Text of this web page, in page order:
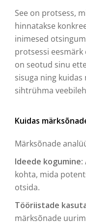
See on protsess,
hinnatakse
inimesed
protsessi
on seotud sinu
sisuga ning
sihtrühma
Kuidas
Märksõnade
Ideede kogumine:
kohta, mida
otsida.
Tööriistade
märksõnade